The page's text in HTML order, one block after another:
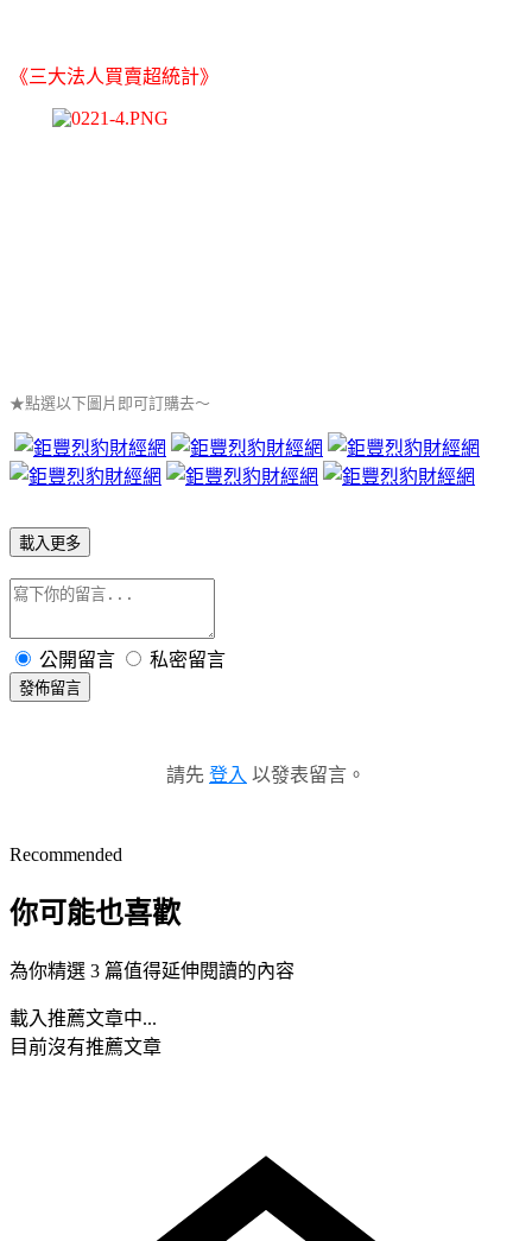
《三大法人買賣超統計》
★點選以下圖片即可訂購去～
載入更多
公開留言 私密留言
發佈留言
請先 登入 以發表留言。
Recommended
你可能也喜歡
為你精選 3 篇值得延伸閱讀的內容
載入推薦文章中...
目前沒有推薦文章